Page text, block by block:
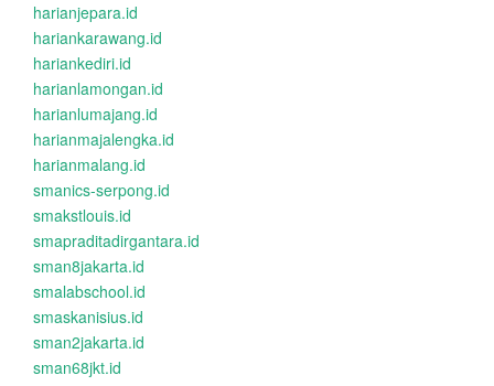
harianjepara.id
hariankarawang.id
hariankediri.id
harianlamongan.id
harianlumajang.id
harianmajalengka.id
harianmalang.id
smanics-serpong.id
smakstlouis.id
smapraditadirgantara.id
sman8jakarta.id
smalabschool.id
smaskanisius.id
sman2jakarta.id
sman68jkt.id